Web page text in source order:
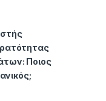
Ποιος